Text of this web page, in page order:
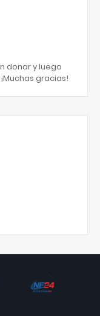
donar y luego
gracias!